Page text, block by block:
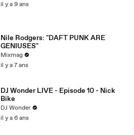
il y a 9 ans
Nile Rodgers: "DAFT PUNK ARE
GENIUSES"
Mixmag
il y a 7 ans
DJ Wonder LIVE - Episode 10 - Nick
Bike
DJ Wonder
il y a 6 ans